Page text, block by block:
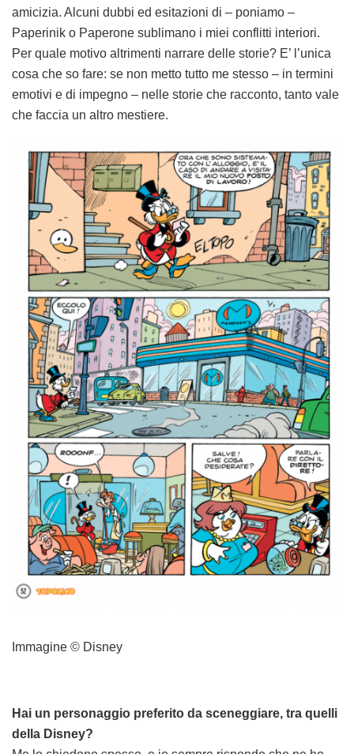
amicizia. Alcuni dubbi ed esitazioni di – poniamo –
Paperinik o Paperone sublimano i miei conflitti interiori.
Per quale motivo altrimenti narrare delle storie? E’ l’unica
cosa che so fare: se non metto tutto me stesso – in termini
emotivi e di impegno – nelle storie che racconto, tanto vale
che faccia un altro mestiere.
Immagine © Disney
Hai un personaggio preferito da sceneggiare, tra quelli
della Disney?